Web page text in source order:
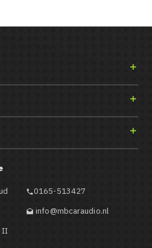



II
0165-513427
 info@mbcaraudio.nl